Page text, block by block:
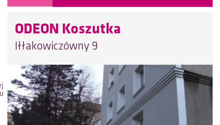
ODEON Koszutka
Iłłakowiczówny 9